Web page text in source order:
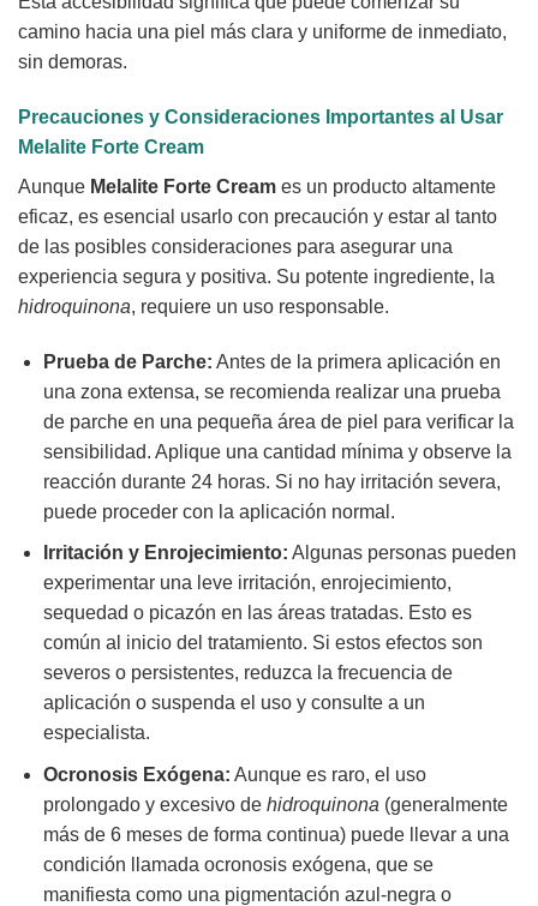
camino hacia una piel más clara y uniforme de inmediato,
sin demoras.
Precauciones y Consideraciones Importantes al Usar
Melalite Forte Cream
Aunque Melalite Forte Cream es un producto altamente
eficaz, es esencial usarlo con precaución y estar al tanto
de las posibles consideraciones para asegurar una
experiencia segura y positiva. Su potente ingrediente, la
hidroquinona, requiere un uso responsable.
Prueba de Parche: Antes de la primera aplicación en
una zona extensa, se recomienda realizar una prueba
de parche en una pequeña área de piel para verificar la
sensibilidad. Aplique una cantidad mínima y observe la
reacción durante 24 horas. Si no hay irritación severa,
puede proceder con la aplicación normal.
Irritación y Enrojecimiento: Algunas personas pueden
experimentar una leve irritación, enrojecimiento,
sequedad o picazón en las áreas tratadas. Esto es
común al inicio del tratamiento. Si estos efectos son
severos o persistentes, reduzca la frecuencia de
aplicación o suspenda el uso y consulte a un
especialista.
Ocronosis Exógena: Aunque es raro, el uso
prolongado y excesivo de hidroquinona (generalmente
más de 6 meses de forma continua) puede llevar a una
condición llamada ocronosis exógena, que se
manifiesta como una pigmentación azul-negra o